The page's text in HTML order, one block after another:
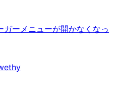
ーメニューが開かなくなっ